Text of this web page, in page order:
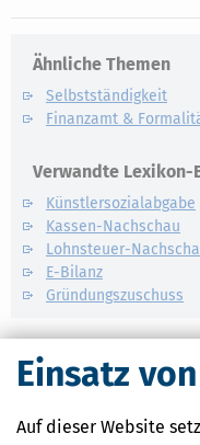
Einsatz
Auf dieser Website
Ähnliche Themen
Selbstständigkeit
Finanzamt &
Verwandte
Künstlersozialabgabe
Kassen-Nachschau
Lohnsteuer-
E-Bilanz
Gründungszuschuss